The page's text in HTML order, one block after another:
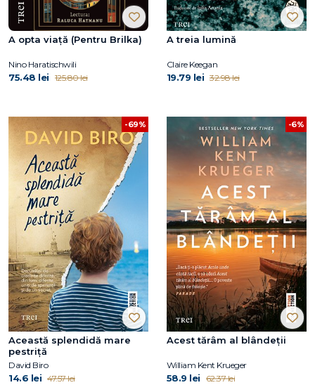
A opta viață (Pentru Brilka)
Nino Haratischwili
75.48 lei 125.80 lei
A treia lumină
Claire Keegan
19.79 lei 32.98 lei
-69%
Această splendidă mare
pestriță
David Biro
14.6 lei 47.57 lei
-6%
Acest tărâm al blândeții
William Kent Krueger
58.9 lei 62.37 lei